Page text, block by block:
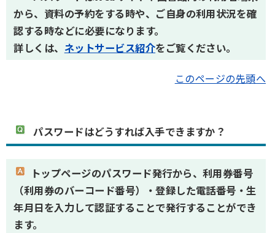
から、資料の予約をする時や、ご自身の利用状況を確
認する時などに必要になります。
詳しくは、 ネットサービス紹介をご覧ください。
このページの先頭へ
パスワードはどうすれば入手できますか？
トップページのパスワード発行から、利用券番号
（利用券のバーコード番号）・登録した電話番号・生
年月日を入力して認証することで発行することができ
ます。